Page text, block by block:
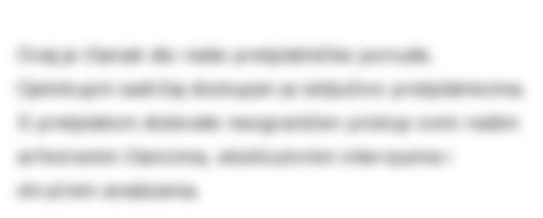
Ovaj je članak dio naše pretplatničke ponude.
Cjelokupni sadržaj dostupan je isključivo pretplatnicima.
S pretplatom dobivate neograničen pristup svim našim
arhiviranim člancima, ekskluzivnim intervjuima i
stručnim analizama.